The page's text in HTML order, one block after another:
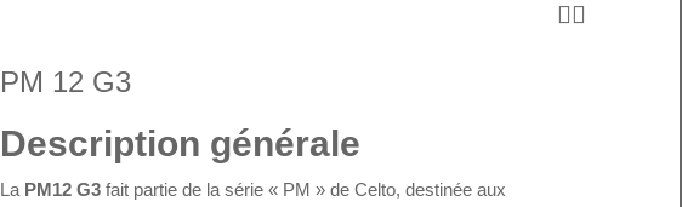
PM 12 G3
Description générale
La PM12 G3 fait partie de la série « PM » de Celto, destinée aux